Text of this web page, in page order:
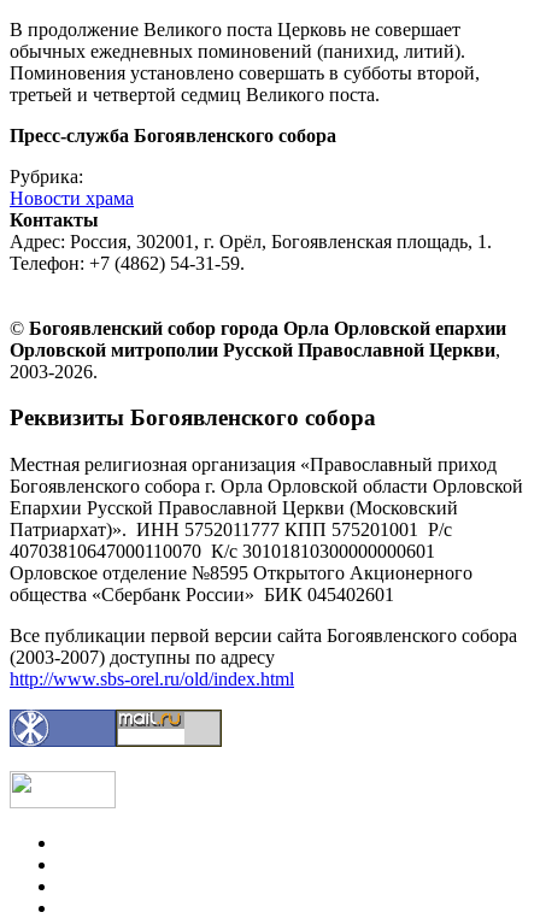
В продолжение Великого поста Церковь не совершает
обычных ежедневных поминовений (панихид, литий).
Поминовения установлено совершать в субботы второй,
третьей и четвертой седмиц Великого поста.
Пресс-служба Богоявленского собора
Рубрика:
Новости храма
Контакты
Адрес: Россия, 302001, г. Орёл, Богоявленская площадь, 1.
Телефон: +7 (4862) 54-31-59.
© Богоявленский собор города Орла Орловской епархии
Орловской митрополии Русской Православной Церкви,
2003-2026.
Реквизиты Богоявленского собора
Местная религиозная организация «Православный приход
Богоявленского собора г. Орла Орловской области Орловской
Епархии Русской Православной Церкви (Московский
Патриархат)». ИНН 5752011777 КПП 575201001 Р/с
40703810647000110070 К/с 30101810300000000601
Орловское отделение №8595 Открытого Акционерного
общества «Сбербанк России» БИК 045402601
Все публикации первой версии сайта Богоявленского собора
(2003-2007) доступны по адресу
http://www.sbs-orel.ru/old/index.html